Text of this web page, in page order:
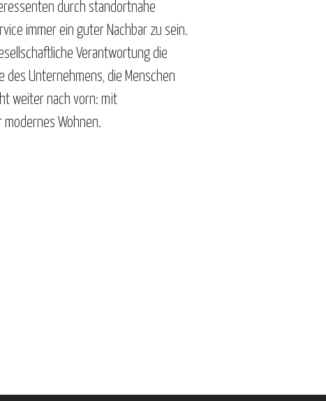
durch standortnahe
immer ein guter Nachbar zu sein.
Verantwortung die
Unternehmens, die Menschen
weiter nach vorn: mit
Wohnen.